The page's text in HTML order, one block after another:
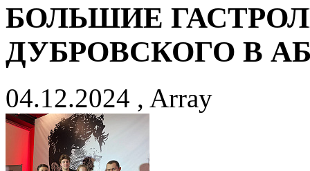
БОЛЬШИЕ
ДУБРОВСКОГО В
04.12.2024 , Array